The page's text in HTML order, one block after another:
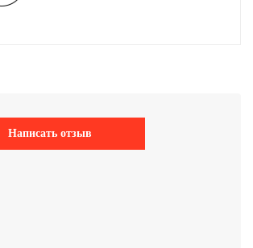
Написать отзыв